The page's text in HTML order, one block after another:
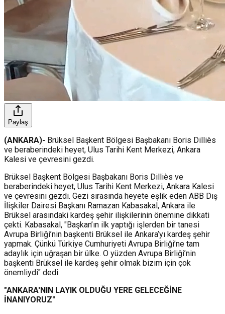
Paylaş
(ANKARA)- Brüksel Başkent Bölgesi Başbakanı Boris Dilliès
ve beraberindeki heyet, Ulus Tarihi Kent Merkezi, Ankara
Kalesi ve çevresini gezdi.
Brüksel Başkent Bölgesi Başbakanı Boris Dilliès ve
beraberindeki heyet, Ulus Tarihi Kent Merkezi, Ankara Kalesi
ve çevresini gezdi. Gezi sırasında heyete eşlik eden ABB Dış
İlişkiler Dairesi Başkanı Ramazan Kabasakal, Ankara ile
Brüksel arasındaki kardeş şehir ilişkilerinin önemine dikkati
çekti. Kabasakal, "Başkan’ın ilk yaptığı işlerden bir tanesi
Avrupa Birliği’nin başkenti Brüksel ile Ankara’yı kardeş şehir
yapmak. Çünkü Türkiye Cumhuriyeti Avrupa Birliği’ne tam
adaylık için uğraşan bir ülke. O yüzden Avrupa Birliği’nin
başkenti Brüksel ile kardeş şehir olmak bizim için çok
önemliydi" dedi.
"ANKARA'NIN LAYIK OLDUĞU YERE GELECEĞİNE
İNANIYORUZ"